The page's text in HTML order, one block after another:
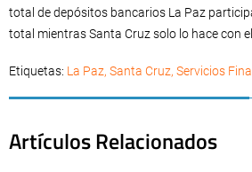
total de depósitos bancarios La Paz
total mientras Santa Cruz solo lo hace con
Etiquetas: La Paz, Santa Cruz, Servicios
Artículos Relacionados